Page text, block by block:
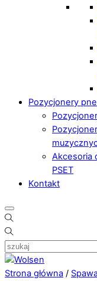
Pozycjonery
Akcesoria
PSET
Kontakt
Strona główna /